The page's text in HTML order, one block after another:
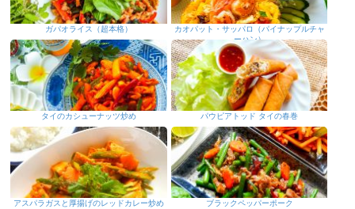
ガパオライス（超本格）
カオパット・サッパロ（パイナップルチャ
ーハン）
タイのカシューナッツ炒め パウピアトッド タイの春巻
アスパラガスと厚揚げのレッドカレー炒め ブラックペッパーポーク